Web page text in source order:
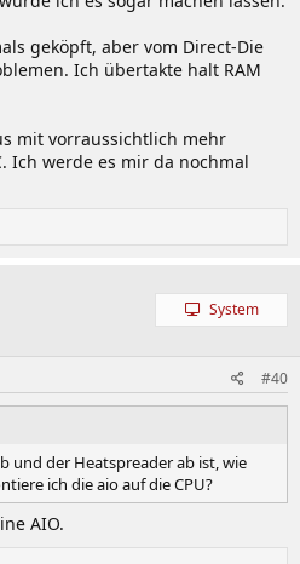
geköpft, aber vom Direct-Die
Ich übertakte halt RAM
mit vorraussichtlich mehr
Ich werde es mir da nochmal
System
#40
und der Heatspreader ab ist, wie
ich die aio auf die CPU?
AIO.